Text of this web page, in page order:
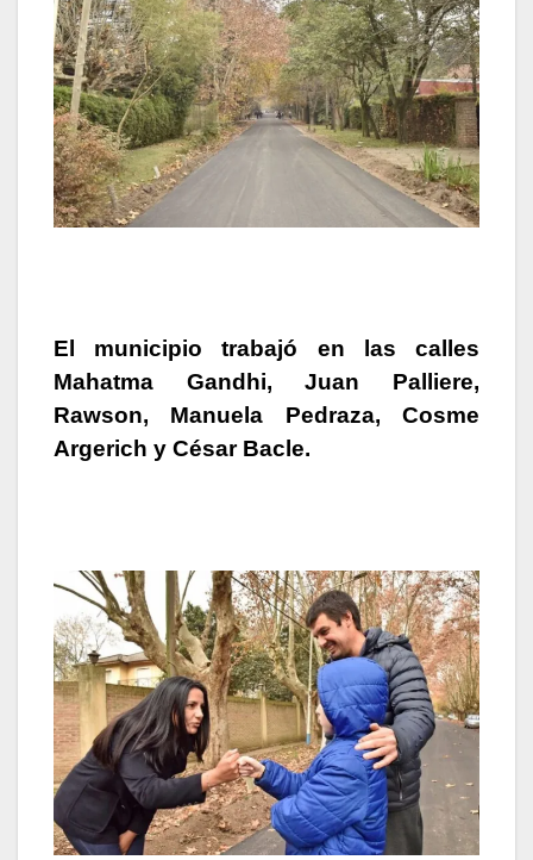
El municipio trabajó en las calles
Mahatma Gandhi, Juan Palliere,
Rawson, Manuela Pedraza, Cosme
Argerich y César Bacle.